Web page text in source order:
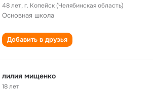
48 лет,г. Копейск (Челябинская область)
Основная школа
Добавить в друзья
лилия мищенко
18 лет